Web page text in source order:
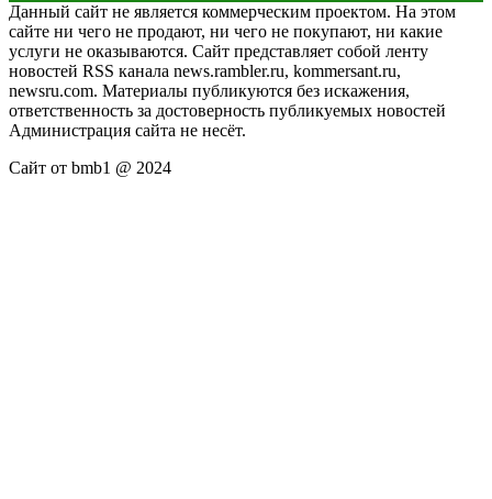
Данный сайт не является коммерческим проектом. На этом
сайте ни чего не продают, ни чего не покупают, ни какие
услуги не оказываются. Сайт представляет собой ленту
новостей RSS канала news.rambler.ru, kommersant.ru,
newsru.com. Материалы публикуются без искажения,
ответственность за достоверность публикуемых новостей
Администрация сайта не несёт.
Сайт от bmb1 @ 2024